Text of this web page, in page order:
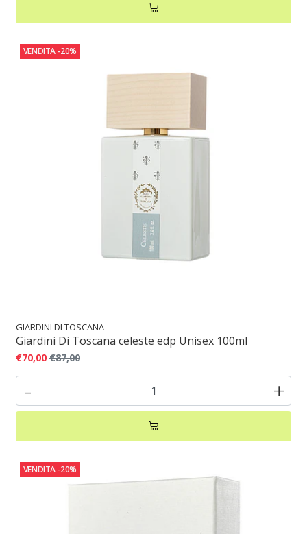
VENDITA -20%
GIARDINI DI TOSCANA
Giardini Di Toscana celeste edp Unisex 100ml
€70,00 €87,00
- +
VENDITA -20%